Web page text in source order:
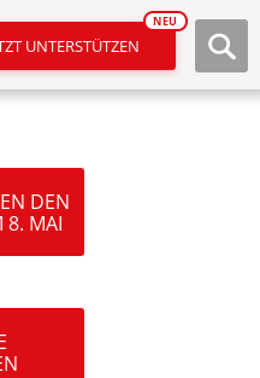
UNTERSTÜTZEN
NEU
DEN
8. MAI